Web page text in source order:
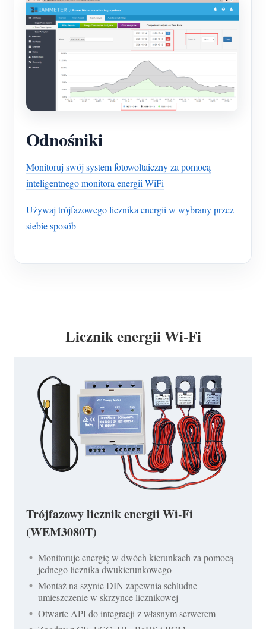
Odnośniki
Monitoruj swój system fotowoltaiczny za pomocą
inteligentnego monitora energii WiFi
Używaj trójfazowego licznika energii w wybrany przez
siebie sposób
Licznik energii Wi-Fi
Trójfazowy licznik energii Wi-Fi
(WEM3080T)
Monitoruje energię w dwóch kierunkach za pomocą
jednego licznika dwukierunkowego
Montaż na szynie DIN zapewnia schludne
umieszczenie w skrzynce licznikowej
Otwarte API do integracji z własnym serwerem